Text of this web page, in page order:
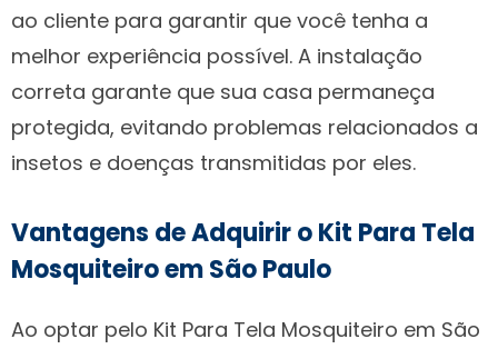
ao cliente para garantir que você tenha a
melhor experiência possível. A instalação
correta garante que sua casa permaneça
protegida, evitando problemas relacionados a
insetos e doenças transmitidas por eles.
Vantagens de Adquirir o Kit Para Tela
Mosquiteiro em São Paulo
Ao optar pelo Kit Para Tela Mosquiteiro em São